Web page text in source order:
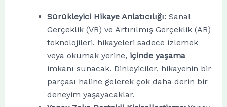
Sürükleyici Hikaye Anlatıcılığı:Sanal
Gerçeklik (VR) ve Artırılmış Gerçeklik (AR)
teknolojileri, hikayeleri sadece izlemek
veya okumak yerine, içinde yaşama
imkanı sunacak. Dinleyiciler, hikayenin bir
parçası haline gelerek çok daha derin bir
deneyim yaşayacaklar.